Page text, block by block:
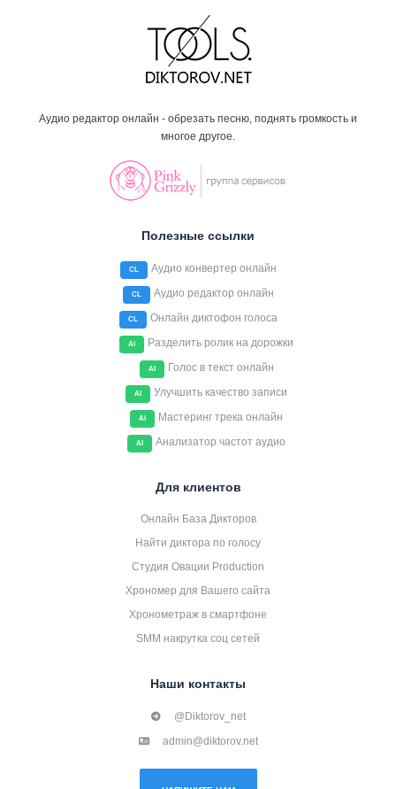
Аудио редактор онлайн - обрезать песню, поднять громкость и
многое другое.
Полезные ссылки
CL Аудио конвертер онлайн
CL Аудио редактор онлайн
CL Онлайн диктофон голоса
AI Разделить ролик на дорожки
AI Голос в текст онлайн
AI Улучшить качество записи
AI Мастеринг трека онлайн
AI Анализатор частот аудио
Для клиентов
Онлайн База Дикторов
Найти диктора по голосу
Студия Овации Production
Хрономер для Вашего сайта
Хронометраж в смартфоне
SMM накрутка соц сетей
Наши контакты
@Diktorov_net
admin@diktorov.net